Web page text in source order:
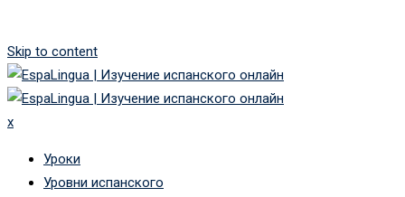
Skip to content
x
Уроки
Уровни испанского